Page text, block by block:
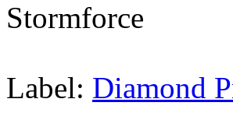
Stormforce
Label: Diamond